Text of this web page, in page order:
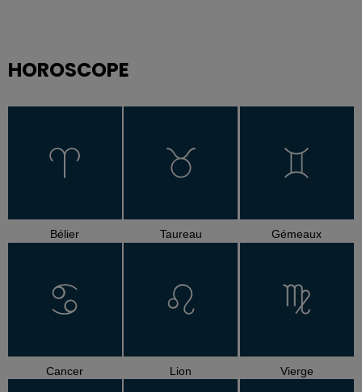
HOROSCOPE
Bélier Taureau Gémeaux
Cancer Lion Vierge